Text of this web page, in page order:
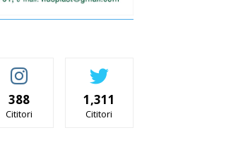
388
Cititori
1,311
Cititori